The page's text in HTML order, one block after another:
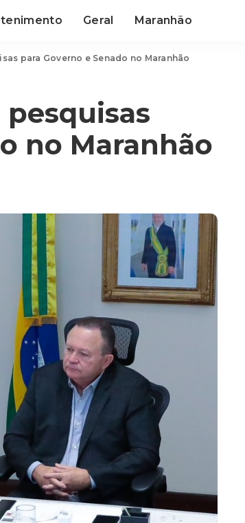
Geral Maranhão
para Governo e Senado no Maranhão
no Maranhão